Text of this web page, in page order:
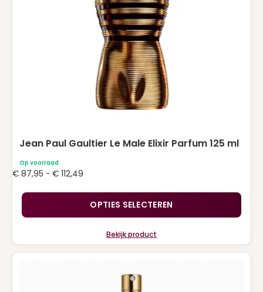
Jean Paul Gaultier Le Male Elixir Parfum 125 ml
Op voorraad
€ 87,95 - € 112,49
€ 112,49
OPTIES SELECTEREN
Bekijk product